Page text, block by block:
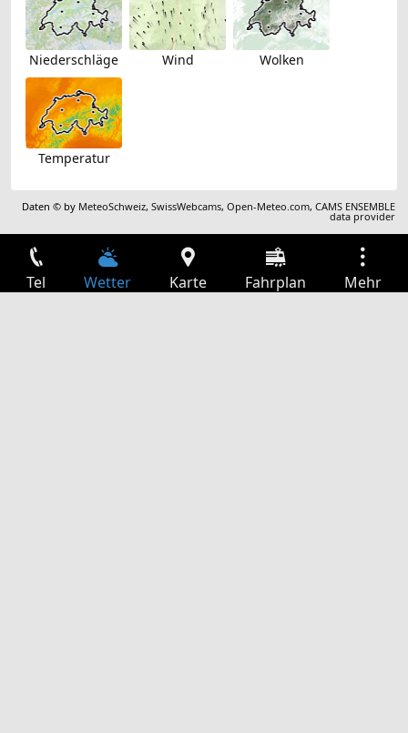
Niederschläge Wind Wolken
Temperatur
Daten © by MeteoSchweiz,SwissWebcams,Open-Meteo.com,CAMS ENSEMBLE
data provider
Tel Wetter Karte Fahrplan Mehr